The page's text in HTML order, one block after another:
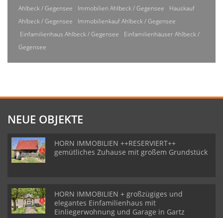
Ahlbeck / Gegensee
Immobilien Ahlbeck / Gegensee
Hauskauf
Ahlbeck / Gegensee
Immobilienkauf Ahlbeck / Gegensee
Einfamilienhaus Ahlbeck / Gegensee
Einfamilienhäuser Ahlbeck /
Gegensee
NEUE OBJEKTE
HORN IMMOBILIEN ++RESERVIERT++
gemütliches Zuhause mit großem Grundstück
HORN IMMOBILIEN + großzügiges und
elegantes Einfamilienhaus mit
Einliegerwohnung und Garage in Gartz